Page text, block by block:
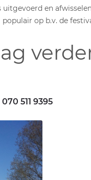
en
op b.v. de
511 9395